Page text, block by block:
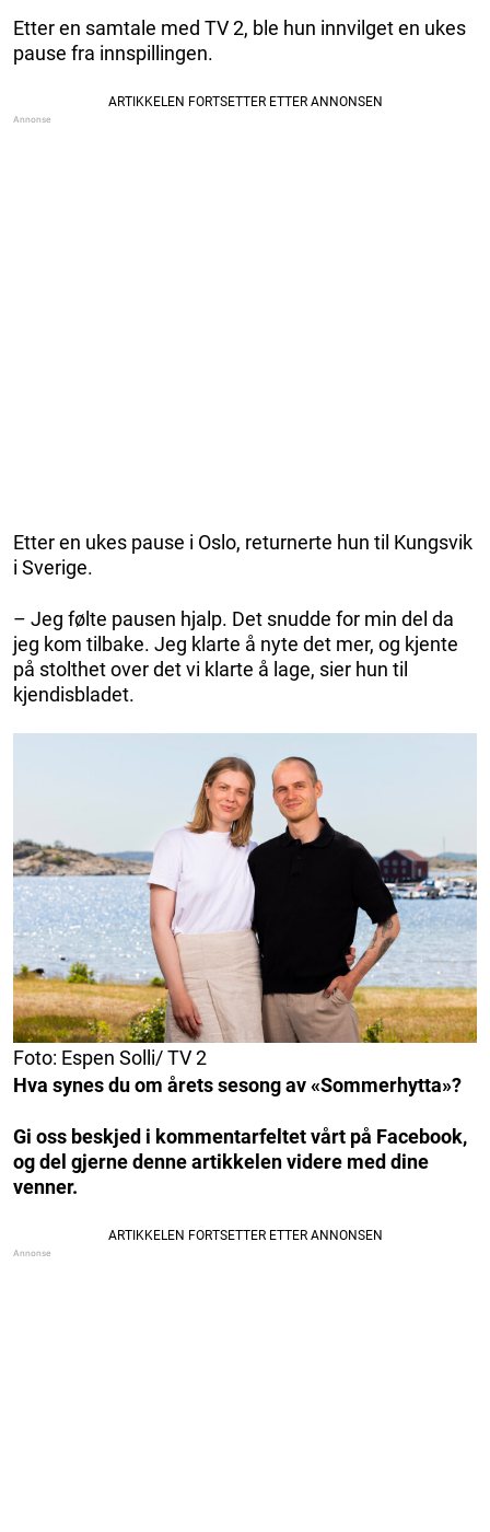
Etter en samtale med TV 2, ble hun innvilget en ukes
pause fra innspillingen.
Etter en ukes pause i Oslo, returnerte hun til Kungsvik
i Sverige.
– Jeg følte pausen hjalp. Det snudde for min del da
jeg kom tilbake. Jeg klarte å nyte det mer, og kjente
på stolthet over det vi klarte å lage, sier hun til
kjendisbladet.
Foto: Espen Solli/ TV 2
Hva synes du om årets sesong av «Sommerhytta»?
Gi oss beskjed i kommentarfeltet vårt på Facebook,
og del gjerne denne artikkelen videre med dine
venner.